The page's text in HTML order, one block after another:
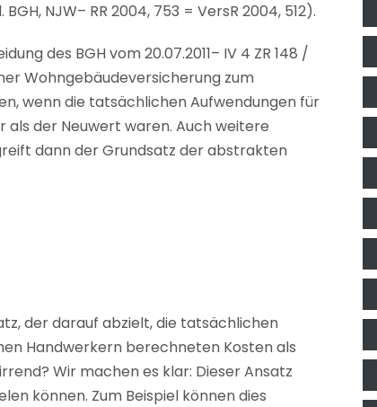
NJW– RR 2004, 753 = VersR 2004, 512).
des BGH vom 20.07.2011– IV 4 ZR 148 /
Wohngebäudeversicherung zum
wenn die tatsächlichen Aufwendungen für
der Neuwert waren. Auch weitere
dann der Grundsatz der abstrakten
der darauf abzielt, die tatsächlichen
Handwerkern berechneten Kosten als
Wir machen es klar: Dieser Ansatz
können. Zum Beispiel können dies